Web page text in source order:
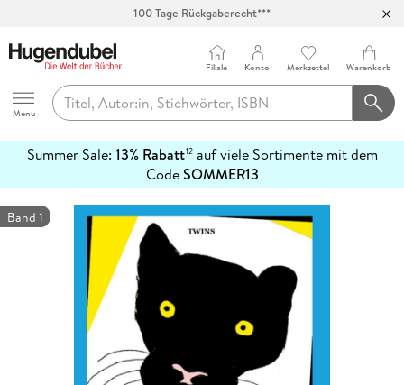
100 Tage Rückgaberecht***
Hugendubel
Menu
Filiale Konto Merkzettel Warenkorb
Summer Sale: 13% Rabatt12auf viele Sortimente mit dem
CodeSOMMER13
erfahren
Band 1